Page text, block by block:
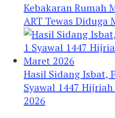
Kebakaran Rumah
ART Tewas Diduga
Hasil Sidang Isbat,
Syawal 1447
2026